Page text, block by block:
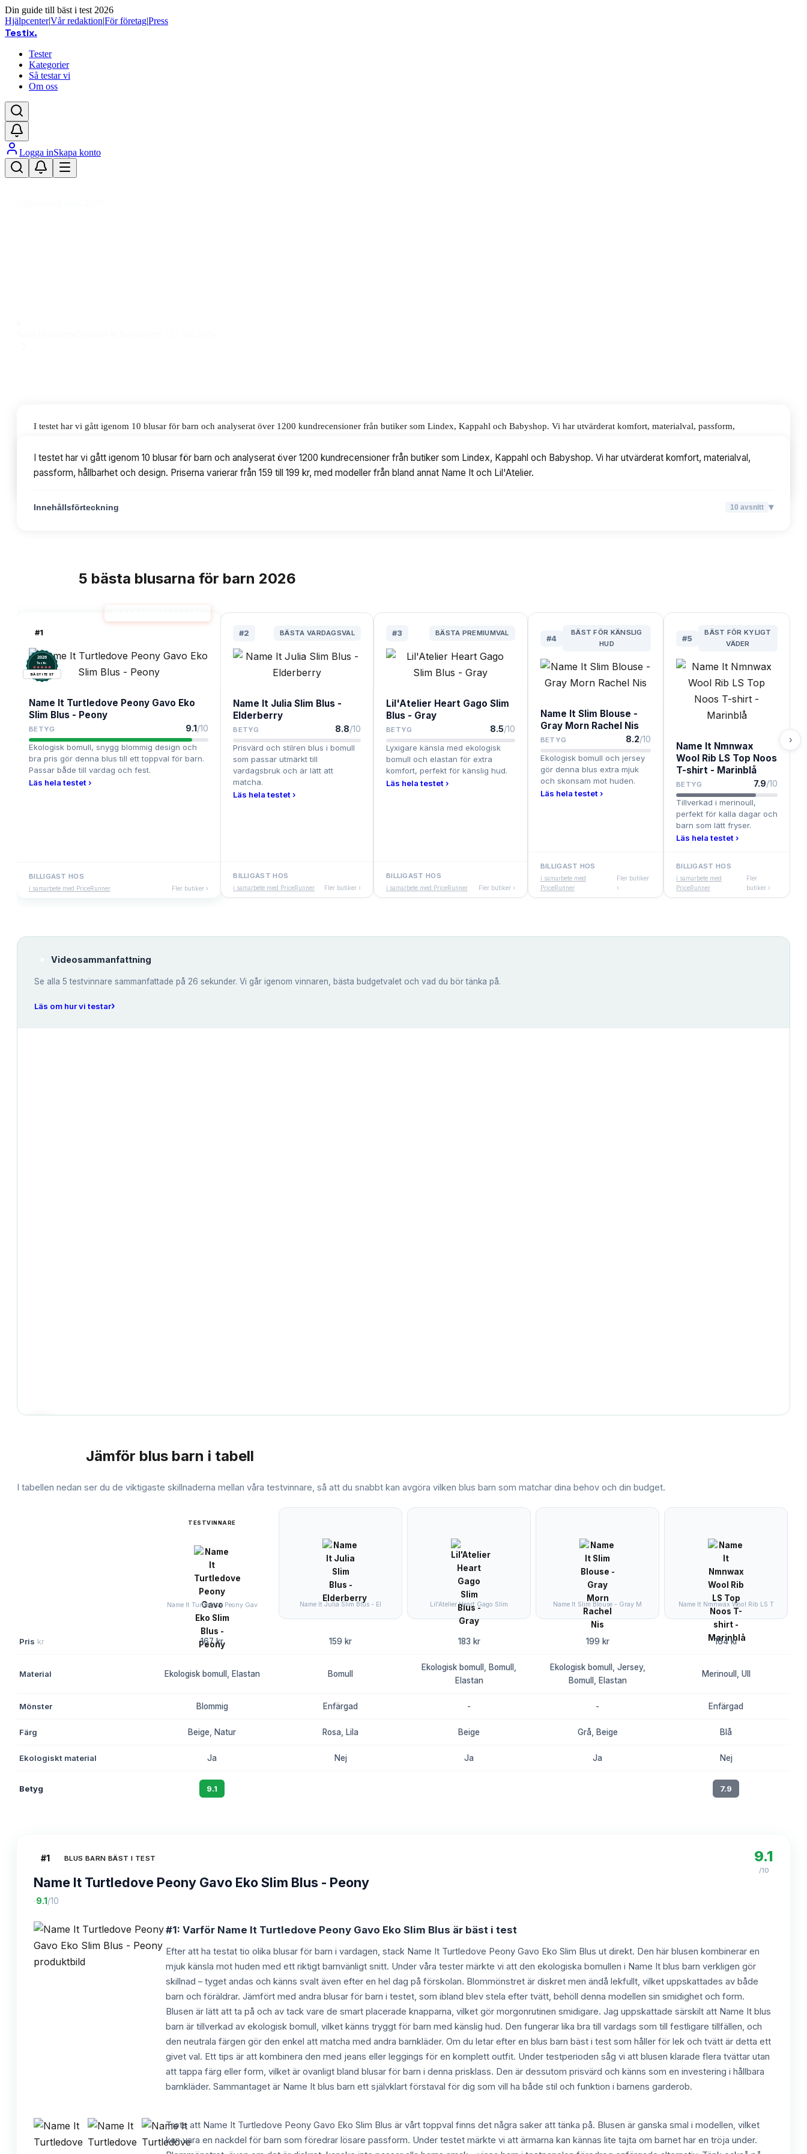
Din guide till bäst i test 2026
Hjälpcenter|Vår redaktion|För företag|Press
Testix.
Tester
Kategorier
Så testar vi
Om oss
Logga inSkapa konto
I testet har vi gått igenom 10 blusar för barn och analyserat över 1200 kundrecensioner från butiker som Lindex, Kappahl och Babyshop. Vi har utvärderat komfort, materialval, passform,
Innehållsförteckning
I testet har vi gått igenom 10 blusar för barn och analyserat över 1200 kundrecensioner från butiker som Lindex, Kappahl och Babyshop. Vi har utvärderat komfort, materialval,
passform, hållbarhet och design. Priserna varierar från 159 till 199 kr, med modeller från bland annat Name It och Lil'Atelier.
Innehållsförteckning 10 avsnitt ▾
5 bästa blusarna för barn 2026
#1
2026
Testix.
BÄST I TEST
Name It Turtledove Peony Gavo Eko
Slim Blus - Peony
BETYG 9.1/10
Ekologisk bomull, snygg blommig design och
bra pris gör denna blus till ett toppval för barn.
Passar både till vardag och fest.
Läs hela testet ›
BILLIGAST HOS
i samarbete med PriceRunner Fler butiker ›
#2 BÄSTA VARDAGSVAL
Name It Julia Slim Blus -
Elderberry
BETYG 8.8/10
Prisvärd och stilren blus i bomull
som passar utmärkt till
vardagsbruk och är lätt att
matcha.
Läs hela testet ›
BILLIGAST HOS
i samarbete med PriceRunner Fler butiker ›
#3 BÄSTA PREMIUMVAL
Lil'Atelier Heart Gago Slim
Blus - Gray
BETYG 8.5/10
Lyxigare känsla med ekologisk
bomull och elastan för extra
komfort, perfekt för känslig hud.
Läs hela testet ›
BILLIGAST HOS
i samarbete med PriceRunner Fler butiker ›
#4
BÄST FÖR KÄNSLIG
HUD
Name It Slim Blouse -
Gray Morn Rachel Nis
BETYG 8.2/10
Ekologisk bomull och jersey
gör denna blus extra mjuk
och skonsam mot huden.
Läs hela testet ›
BILLIGAST HOS
i samarbete med
PriceRunner
Fler butiker
›
#5
BÄST FÖR KYLIGT
VÄDER
Name It Nmnwax
Wool Rib LS Top Noos
T-shirt - Marinblå
BETYG 7.9/10
Tillverkad i merinoull,
perfekt för kalla dagar och
barn som lätt fryser.
Läs hela testet ›
BILLIGAST HOS
i samarbete med
PriceRunner
Fler
butiker ›
›
Videosammanfattning
Se alla 5 testvinnare sammanfattade på 26 sekunder. Vi går igenom vinnaren, bästa budgetvalet och vad du bör tänka på.
Läs om hur vi testar›
Jämför blus barn i tabell
I tabellen nedan ser du de viktigaste skillnaderna mellan våra testvinnare, så att du snabbt kan avgöra vilken blus barn som matchar dina behov och din budget.
TESTVINNARE
Name It Turtledove Peony Gav Name It Julia Slim Blus - El Lil'Atelier Heart Gago Slim Name It Slim Blouse - Gray M Name It Nmnwax Wool Rib LS T
Pris kr 167 kr 159 kr 183 kr 199 kr 164 kr
Material Ekologisk bomull, Elastan Bomull
Ekologisk bomull, Bomull,
Elastan
Ekologisk bomull, Jersey,
Bomull, Elastan
Merinoull, Ull
Mönster Blommig Enfärgad - - Enfärgad
Färg Beige, Natur Rosa, Lila Beige Grå, Beige Blå
Ekologiskt material Ja Nej Ja Ja Nej
Betyg 9.1 7.9
#1 BLUS BARN BÄST I TEST
Name It Turtledove Peony Gavo Eko Slim Blus - Peony
·9.1 /10
9.1
/10
#1: Varför Name It Turtledove Peony Gavo Eko Slim Blus är bäst i test
Efter att ha testat tio olika blusar för barn i vardagen, stack Name It Turtledove Peony Gavo Eko Slim Blus ut direkt. Den här blusen kombinerar en
mjuk känsla mot huden med ett riktigt barnvänligt snitt. Under våra tester märkte vi att den ekologiska bomullen i Name It blus barn verkligen gör
skillnad – tyget andas och känns svalt även efter en hel dag på förskolan. Blommönstret är diskret men ändå lekfullt, vilket uppskattades av både
barn och föräldrar. Jämfört med andra blusar för barn i testet, som ibland blev stela efter tvätt, behöll denna modellen sin smidighet och form.
Blusen är lätt att ta på och av tack vare de smart placerade knapparna, vilket gör morgonrutinen smidigare. Jag uppskattade särskilt att Name It blus
barn är tillverkad av ekologisk bomull, vilket känns tryggt för barn med känslig hud. Den fungerar lika bra till vardags som till festligare tillfällen, och
den neutrala färgen gör den enkel att matcha med andra barnkläder. Om du letar efter en blus barn bäst i test som håller för lek och tvätt är detta ett
givet val. Ett tips är att kombinera den med jeans eller leggings för en komplett outfit. Under testperioden såg vi att blusen klarade flera tvättar utan
att tappa färg eller form, vilket är ovanligt bland blusar för barn i denna prisklass. Den är dessutom prisvärd och känns som en investering i hållbara
barnkläder. Sammantaget är Name It blus barn ett självklart förstaval för dig som vill ha både stil och funktion i barnens garderob.
Trots att Name It Turtledove Peony Gavo Eko Slim Blus är vårt toppval finns det några saker att tänka på. Blusen är ganska smal i modellen, vilket
kan vara en nackdel för barn som föredrar lösare passform. Under testet märkte vi att ärmarna kan kännas lite tajta om barnet har en tröja under.